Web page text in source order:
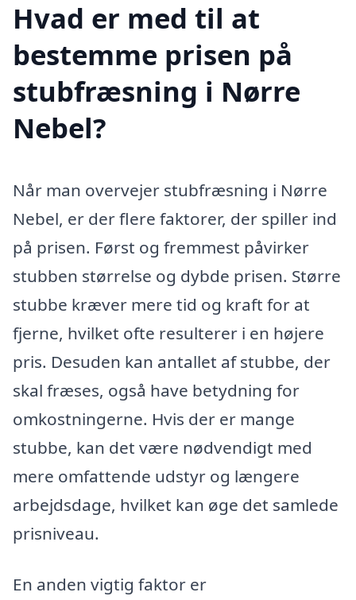
Hvad er med til at
bestemme prisen på
stubfræsning i Nørre
Nebel?
Når man overvejer stubfræsning i Nørre
Nebel, er der flere faktorer, der spiller ind
på prisen. Først og fremmest påvirker
stubben størrelse og dybde prisen. Større
stubbe kræver mere tid og kraft for at
fjerne, hvilket ofte resulterer i en højere
pris. Desuden kan antallet af stubbe, der
skal fræses, også have betydning for
omkostningerne. Hvis der er mange
stubbe, kan det være nødvendigt med
mere omfattende udstyr og længere
arbejdsdage, hvilket kan øge det samlede
prisniveau.
En anden vigtig faktor er